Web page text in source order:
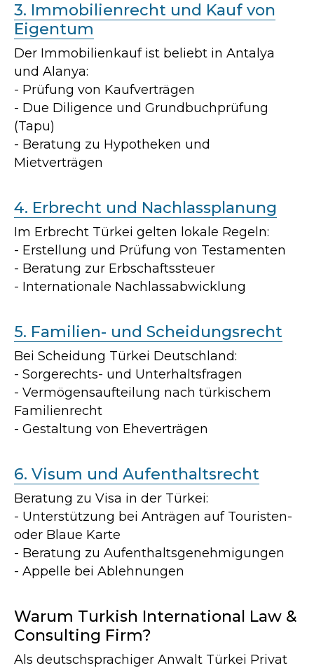
3. Immobilienrecht und Kauf von
Eigentum
Der Immobilienkauf ist beliebt in Antalya
und Alanya:
- Prüfung von Kaufverträgen
- Due Diligence und Grundbuchprüfung
(Tapu)
- Beratung zu Hypotheken und
Mietverträgen
4. Erbrecht und Nachlassplanung
Im Erbrecht Türkei gelten lokale Regeln:
- Erstellung und Prüfung von Testamenten
- Beratung zur Erbschaftssteuer
- Internationale Nachlassabwicklung
5. Familien- und Scheidungsrecht
Bei Scheidung Türkei Deutschland:
- Sorgerechts- und Unterhaltsfragen
- Vermögensaufteilung nach türkischem
Familienrecht
- Gestaltung von Eheverträgen
6. Visum und Aufenthaltsrecht
Beratung zu Visa in der Türkei:
- Unterstützung bei Anträgen auf Touristen-
oder Blaue Karte
- Beratung zu Aufenthaltsgenehmigungen
- Appelle bei Ablehnungen
Warum Turkish International Law &
Consulting Firm?
Als deutschsprachiger Anwalt Türkei Privat
VEREINBAREN SIE EINE
RECHTLICHE BERATUNG
Vereinbaren Sie eine Beratung –
kontaktieren Sie uns auf die für Sie
BERATUNGSTERMIN VEREINBAREN